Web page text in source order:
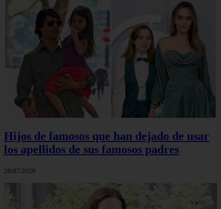
Hijos de famosos que han dejado de usar
los apellidos de sus famosos padres
28/07/2026